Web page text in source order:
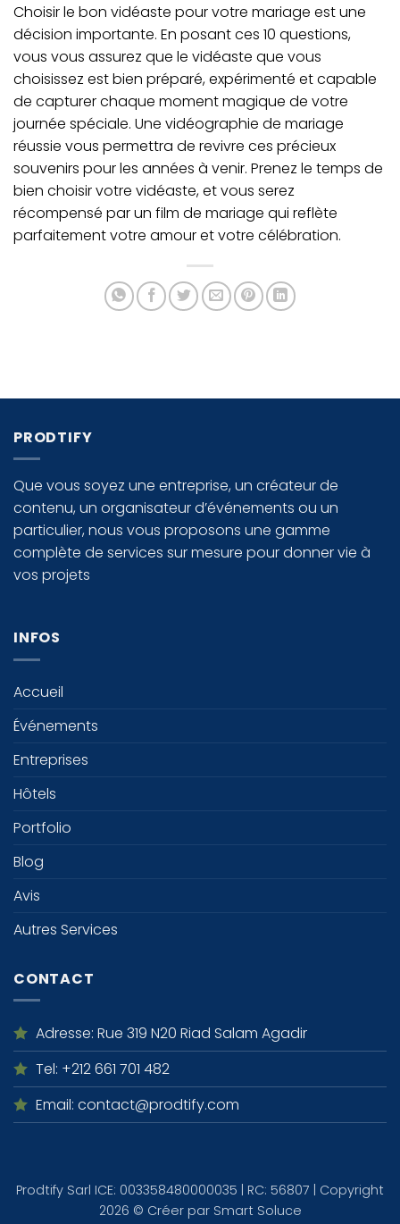
Choisir le bon vidéaste pour votre mariage est une
décision importante. En posant ces 10 questions,
vous vous assurez que le vidéaste que vous
choisissez est bien préparé, expérimenté et capable
de capturer chaque moment magique de votre
journée spéciale. Une vidéographie de mariage
réussie vous permettra de revivre ces précieux
souvenirs pour les années à venir. Prenez le temps de
bien choisir votre vidéaste, et vous serez
récompensé par un film de mariage qui reflète
parfaitement votre amour et votre célébration.
PRODTIFY
Que vous soyez une entreprise, un créateur de
contenu, un organisateur d’événements ou un
particulier, nous vous proposons une gamme
complète de services sur mesure pour donner vie à
vos projets
INFOS
Accueil
Événements
Entreprises
Hôtels
Portfolio
Blog
Avis
Autres Services
CONTACT
Adresse: Rue 319 N20 Riad Salam Agadir
Tel: +212 661 701 482
Email: contact@prodtify.com
Prodtify Sarl ICE: 003358480000035 | RC: 56807 | Copyright
2026 © Créer par Smart Soluce